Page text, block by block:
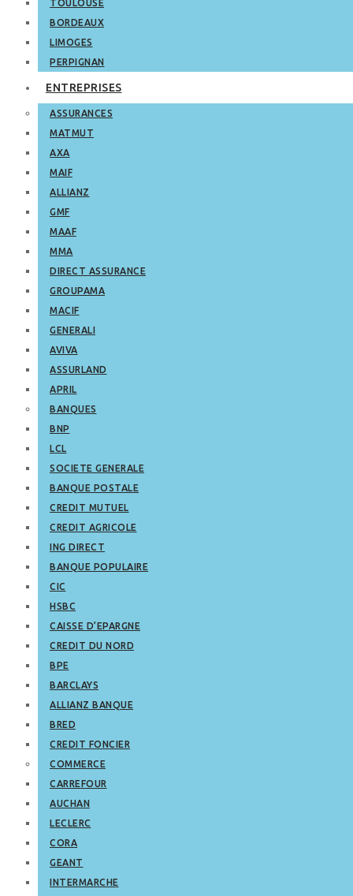
TOULOUSE
BORDEAUX
LIMOGES
PERPIGNAN
ENTREPRISES
ASSURANCES
MATMUT
AXA
MAIF
ALLIANZ
GMF
MAAF
MMA
DIRECT ASSURANCE
GROUPAMA
MACIF
GENERALI
AVIVA
ASSURLAND
APRIL
BANQUES
BNP
LCL
SOCIETE GENERALE
BANQUE POSTALE
CREDIT MUTUEL
CREDIT AGRICOLE
ING DIRECT
BANQUE POPULAIRE
CIC
HSBC
CAISSE D’EPARGNE
CREDIT DU NORD
BPE
BARCLAYS
ALLIANZ BANQUE
BRED
CREDIT FONCIER
COMMERCE
CARREFOUR
AUCHAN
LECLERC
CORA
GEANT
INTERMARCHE